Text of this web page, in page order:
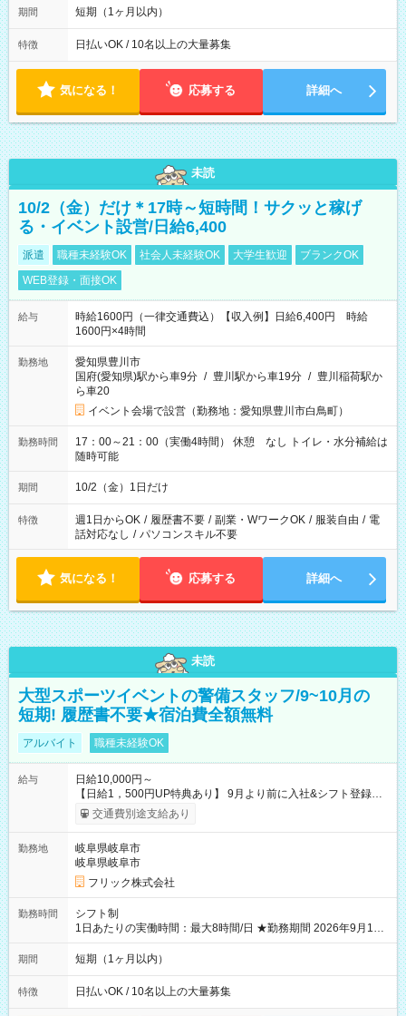
※週3~5日勤務(勤務日数応相談) ※期間前から勤務スタートも可
り ※夜勤シフトあり
期間 短期（1ヶ月以内）
特徴 日払いOK / 10名以上の大量募集
気になる！ 応募する 詳細へ
未読
10/2（金）だけ＊17時～短時間！サクッと稼げ
る・イベント設営/日給6,400
派遣 職種未経験OK 社会人未経験OK 大学生歓迎
ブランクOK
WEB登録・面接OK
給与
時給1600円（一律交通費込）【収入例】日給6,400円 時給
1600円×4時間
勤務地
愛知県豊川市
国府(愛知県)駅から車9分 / 豊川駅から車19分 / 豊川稲荷駅か
ら車20
イベント会場で設営（勤務地：愛知県豊川市白鳥町）
勤務時間
17：00～21：00（実働4時間） 休憩 なし トイレ・水分補給は
随時可能
期間 10/2（金）1日だけ
特徴 週1日からOK / 履歴書不要 / 副業・WワークOK / 服装自由 / 電
話対応なし / パソコンスキル不要
気になる！ 応募する 詳細へ
未読
大型スポーツイベントの警備スタッフ/9~10月の
短期! 履歴書不要★宿泊費全額無料
アルバイト 職種未経験OK
給与
日給10,000円～
【日給1，500円UP特典あり】 9月より前に入社&シフト登録す
ると 期間中(9/16~10/23) の日給がUP! 日給1万1500円でしっか
り稼げます♪ 【試用期間】試用期間なし
交通費別途支給あり
勤務地
岐阜県岐阜市
岐阜県岐阜市
フリック株式会社
勤務時間
シフト制
1日あたりの実働時間：最大8時間/日 ★勤務期間 2026年9月16
日~2026年10月23日 短期勤務OK! 期間中フル勤務できる方優遇
※週3~5日勤務(勤務日数応相談) ※期間前から勤務スタートも可
り ※夜勤シフトあり
期間 短期（1ヶ月以内）
特徴 日払いOK / 10名以上の大量募集